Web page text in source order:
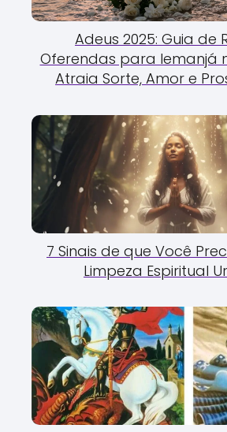
Adeus 2025: Guia de
Oferendas para Iemanjá
Atraia Sorte, Amor e
7 Sinais de que Você
Limpeza Espiritual